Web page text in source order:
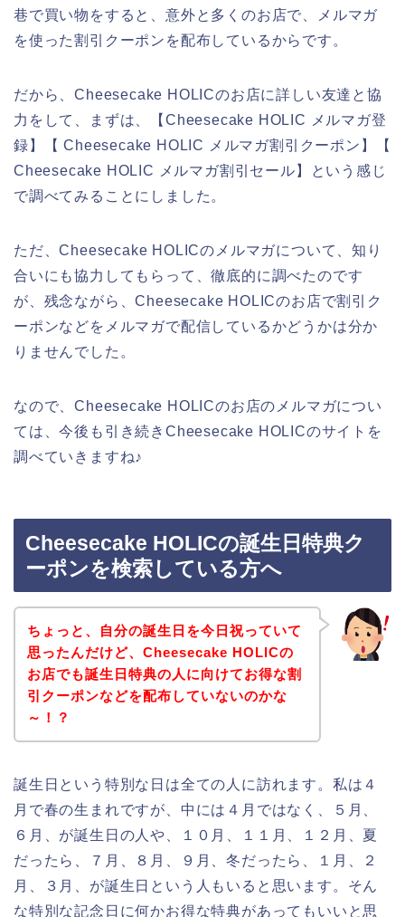
巷で買い物をすると、意外と多くのお店で、メルマガ
を使った割引クーポンを配布しているからです。
だから、Cheesecake HOLICのお店に詳しい友達と協
力をして、まずは、【Cheesecake HOLIC メルマガ登
録】【 Cheesecake HOLIC メルマガ割引クーポン】【
Cheesecake HOLIC メルマガ割引セール】という感じ
で調べてみることにしました。
ただ、Cheesecake HOLICのメルマガについて、知り
合いにも協力してもらって、徹底的に調べたのです
が、残念ながら、Cheesecake HOLICのお店で割引ク
ーポンなどをメルマガで配信しているかどうかは分か
りませんでした。
なので、Cheesecake HOLICのお店のメルマガについ
ては、今後も引き続きCheesecake HOLICのサイトを
調べていきますね♪
Cheesecake HOLICの誕生日特典ク
ーポンを検索している方へ
ちょっと、自分の誕生日を今日祝っていて
思ったんだけど、Cheesecake HOLICの
お店でも誕生日特典の人に向けてお得な割
引クーポンなどを配布していないのかな
～！？
誕生日という特別な日は全ての人に訪れます。私は４
月で春の生まれですが、中には４月ではなく、５月、
６月、が誕生日の人や、１０月、１１月、１２月、夏
だったら、７月、８月、９月、冬だったら、１月、２
月、３月、が誕生日という人もいると思います。そん
な特別な記念日に何かお得な特典があってもいいと思